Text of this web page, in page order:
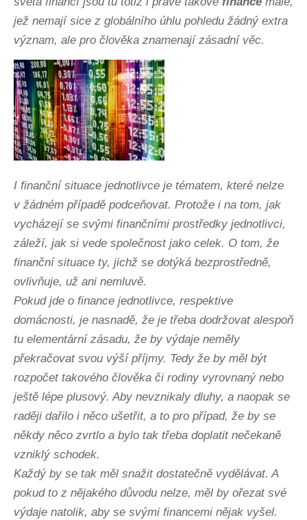
jež nemají sice z globálního úhlu pohledu žádný extra
význam, ale pro člověka znamenají zásadní věc.
I finanční situace jednotlivce je tématem, které nelze
v žádném případě podceňovat. Protože i na tom, jak
vycházejí se svými finančními prostředky jednotlivci,
záleží, jak si vede společnost jako celek. O tom, že
finanční situace ty, jichž se dotýká bezprostředně,
ovlivňuje, už ani nemluvě.
Pokud jde o finance jednotlivce, respektive
domácnosti, je nasnadě, že je třeba dodržovat alespoň
tu elementární zásadu, že by výdaje neměly
překračovat svou výší příjmy. Tedy že by měl být
rozpočet takového člověka či rodiny vyrovnaný nebo
ještě lépe plusový. Aby nevznikaly dluhy, a naopak se
raději dařilo i něco ušetřit, a to pro případ, že by se
někdy něco zvrtlo a bylo tak třeba doplatit nečekaně
vzniklý schodek.
Každý by se tak měl snažit dostatečně vydělávat. A
pokud to z nějakého důvodu nelze, měl by ořezat své
výdaje natolik, aby se svými financemi nějak vyšel.